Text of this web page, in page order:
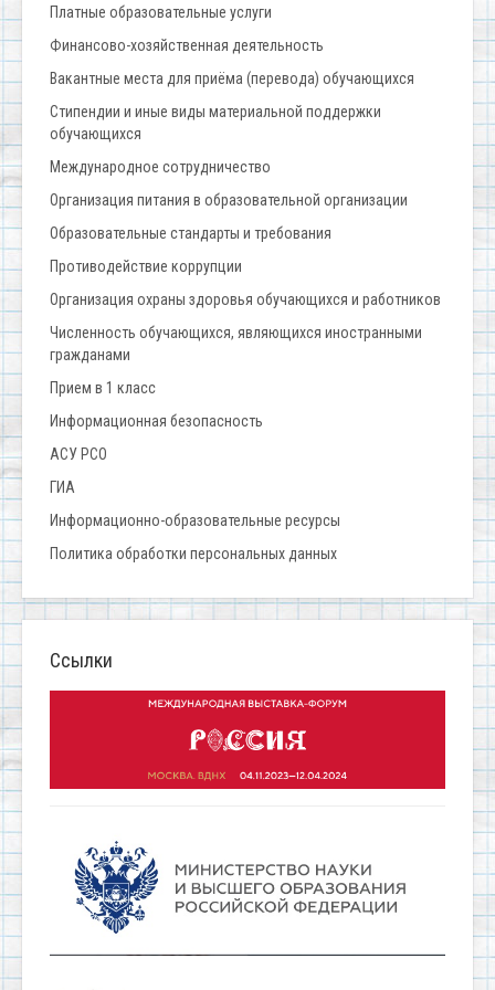
Платные образовательные услуги
Финансово-хозяйственная деятельность
Вакантные места для приёма (перевода) обучающихся
Стипендии и иные виды материальной поддержки
обучающихся
Международное сотрудничество
Организация питания в образовательной организации
Образовательные стандарты и требования
Противодействие коррупции
Организация охраны здоровья обучающихся и работников
Численность обучающихся, являющихся иностранными
гражданами
Прием в 1 класс
Информационная безопасность
АСУ РСО
ГИА
Информационно-образовательные ресурсы
Политика обработки персональных данных
Ссылки